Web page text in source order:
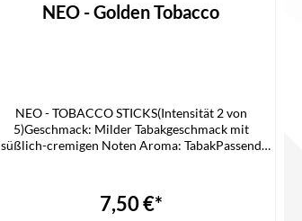
NEO - Golden Tobacco
NEO - TOBACCO STICKS(Intensität 2 von
5)Geschmack: Milder Tabakgeschmack mit
süßlich-cremigen Noten Aroma: TabakPassend
7,50 €*